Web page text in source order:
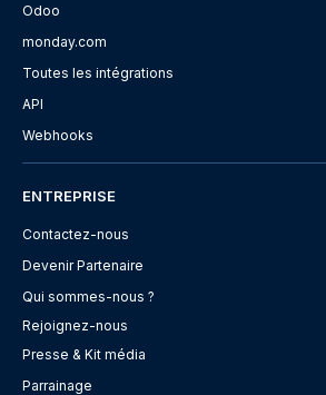
Odoo
monday.com
Toutes les intégrations
API
Webhooks
ENTREPRISE
Contactez-nous
Devenir Partenaire
Qui sommes-nous ?
Rejoignez-nous
Presse & Kit média
Parrainage